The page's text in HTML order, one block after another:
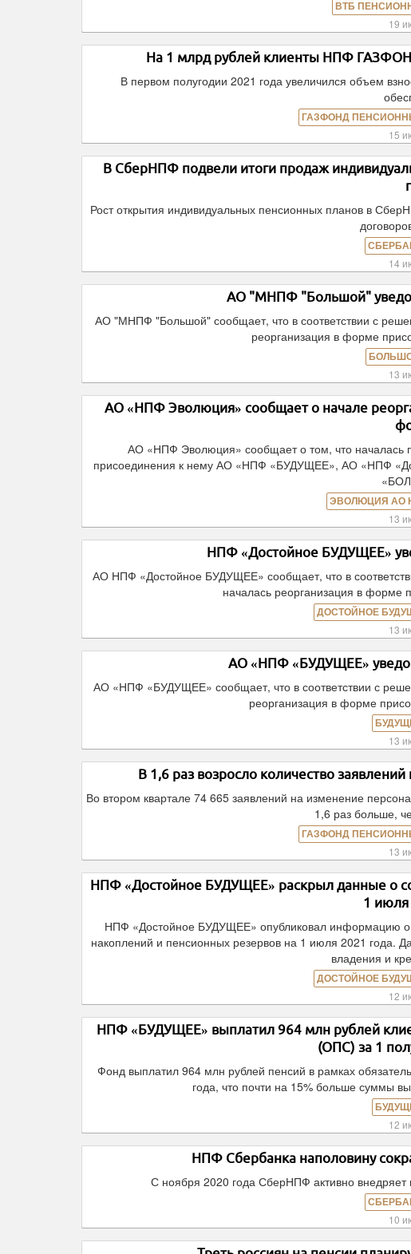
ВТБ
19
На 1 млрд рублей клиенты НПФ
В первом полугодии 2021 года увеличился объем
ГАЗФОНД
15
В СберНПФ подвели итоги продаж
Рост открытия индивидуальных пенсионных планов в
14
АО "МНПФ "Большой"
АО "МНПФ "Большой" сообщает, что в соответствии с
реорганизация в форме
13
АО «НПФ Эволюция» сообщает о начале
АО «НПФ Эволюция» сообщает о том, что
присоединения к нему АО «НПФ «БУДУЩЕЕ», АО «НПФ
ЭВОЛЮЦИЯ АО
13
НПФ «Достойное БУДУЩЕЕ»
АО НПФ «Достойное БУДУЩЕЕ» сообщает, что в
началась реорганизация в
ДОСТОЙНОЕ
13
АО «НПФ «БУДУЩЕЕ»
АО «НПФ «БУДУЩЕЕ» сообщает, что в соответствии с
реорганизация в форме
13
В 1,6 раз возросло количество
Во втором квартале 74 665 заявлений на изменение
1,6 раз больше,
ГАЗФОНД
13
НПФ «Достойное БУДУЩЕЕ» раскрыл данные о
1 июля
НПФ «Достойное БУДУЩЕЕ» опубликовал информацию о
накоплений и пенсионных резервов на 1 июля 2021 года.
владения и
ДОСТОЙНОЕ
12
НПФ «БУДУЩЕЕ» выплатил 964 млн рублей
(ОПС) за 1
Фонд выплатил 964 млн рублей пенсий в рамках
года, что почти на 15% больше суммы
12
НПФ Сбербанка наполовину
С ноября 2020 года СберНПФ активно внедряет
10